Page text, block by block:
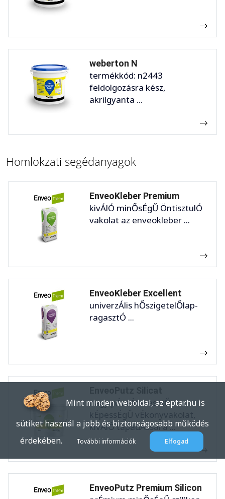
weberton N
termékkód: n2443
feldolgozásra kész,
akrilgyanta ...
Homlokzati segédanyagok
EnveoKleber Premium
kivÁlÓ minŐsÉgŰ ÖntisztulÓ
vakolat az enveokleber ...
EnveoKleber Excellent
univerzÁlis hŐszigetelŐlap-
ragasztÓ ...
nagy pÁraÁteresztŐ
kÉpessÉgŰ vÉkonyvakolat,
kivÁlÓ tapadÁssal a ...
EnveoPutz Premium Silicon
Mint minden weboldal, az eptar.hu is
sütiket használ a jobb és biztonságosabb működés
érdekében.
További információk Elfogad